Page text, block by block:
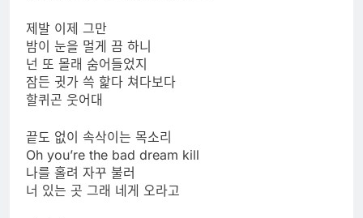
제발 이제 그만
밤이 눈을 멀게 끔 하니
넌 또 몰래 숨어들었지
잠든 귓가 쓱 핥다 쳐다보다
할퀴곤 웃어대
끝도 없이 속삭이는 목소리
Oh you’re the bad dream kill
나를 홀려 자꾸 불러
너 있는 곳 그래 네게 오라고